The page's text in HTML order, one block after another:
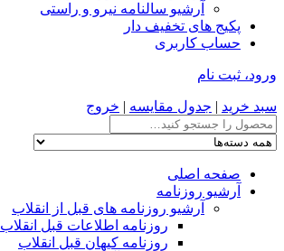
آرشیو سالنامه نیرو و راستی
پکیج های تخفیف دار
حساب کاربری
ورود، ثبت نام
سبد خرید | جدول مقایسه | خروج
صفحه اصلی
آرشیو روزنامه
آرشیو روزنامه های قبل از انقلاب
روزنامه اطلاعات قبل انقلاب
روزنامه کیهان قبل انقلاب